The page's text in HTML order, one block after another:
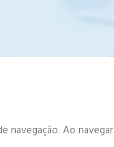
navegação. Ao